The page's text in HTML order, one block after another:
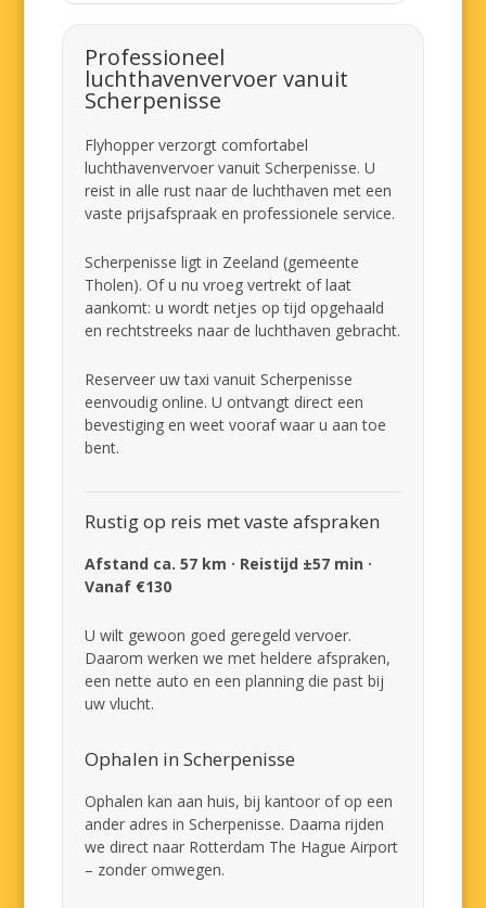
Professioneel
luchthavenvervoer vanuit
Scherpenisse
Flyhopper verzorgt comfortabel
luchthavenvervoer vanuit Scherpenisse. U
reist in alle rust naar de luchthaven met een
vaste prijsafspraak en professionele service.
Scherpenisse ligt in Zeeland (gemeente
Tholen). Of u nu vroeg vertrekt of laat
aankomt: u wordt netjes op tijd opgehaald
en rechtstreeks naar de luchthaven gebracht.
Reserveer uw taxi vanuit Scherpenisse
eenvoudig online. U ontvangt direct een
bevestiging en weet vooraf waar u aan toe
bent.
Rustig op reis met vaste afspraken
Afstand ca. 57 km · Reistijd ±57 min ·
Vanaf €130
U wilt gewoon goed geregeld vervoer.
Daarom werken we met heldere afspraken,
een nette auto en een planning die past bij
uw vlucht.
Ophalen in Scherpenisse
Ophalen kan aan huis, bij kantoor of op een
ander adres in Scherpenisse. Daarna rijden
we direct naar Rotterdam The Hague Airport
– zonder omwegen.